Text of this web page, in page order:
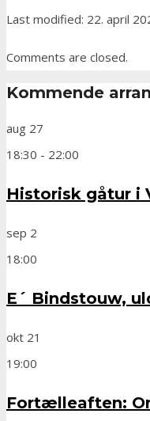
Last modified: 22. april
Comments are closed.
Kommende
aug 27
18:30 - 22:00
Historisk gåtur i
sep 2
18:00
E´ Bindstouw,
okt 21
19:00
Fortælleaften: